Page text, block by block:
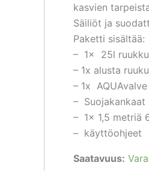
kasvien
Säiliöt ja
Paketti sisältää:
– 1x 25l ruukku
– 1x alusta
– 1x
– Suojakankaat
– 1x 1,5 metriä
– käyttöohjeet
Saatavuus: